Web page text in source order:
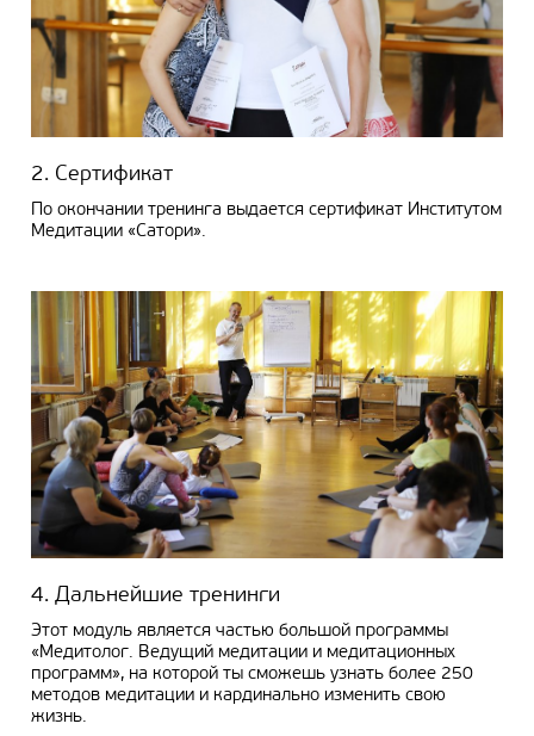
2. Сертификат
По окончании тренинга выдается сертификат Институтом
Медитации «Сатори».
4. Дальнейшие тренинги
Этот модуль является частью большой программы
«Медитолог. Ведущий медитации и медитационных
программ», на которой ты сможешь узнать более 250
методов медитации и кардинально изменить свою
жизнь.